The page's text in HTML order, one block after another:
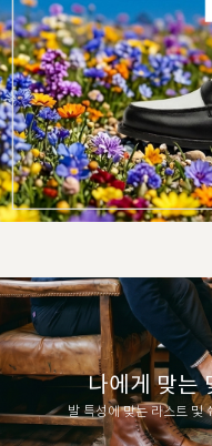
나에게 맞는
발 특성에 맞는 라스트 및